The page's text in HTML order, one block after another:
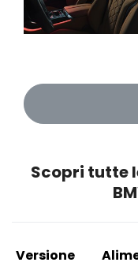
Scopri tutte
Versione